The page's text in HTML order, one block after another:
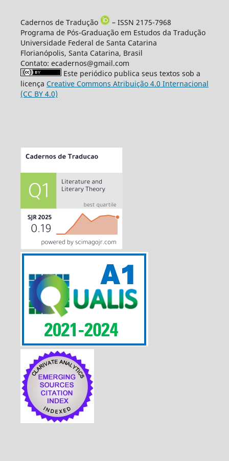
Cadernos de Tradução
– ISSN 2175-7968
Programa de Pós-Graduação em Estudos da Tradução
Universidade Federal de Santa Catarina
Florianópolis, Santa Catarina, Brasil
Contato: ecadernos@gmail.com
Este periódico publica seus textos sob a
licença Creative Commons Atribuição 4.0 Internacional
(CC BY 4.0)